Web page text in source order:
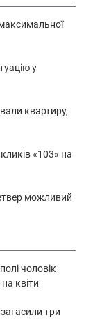
у
квартиру,
«103» на
можливий
чоловік
квіти
три